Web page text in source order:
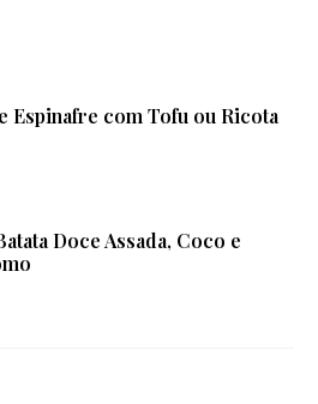
Espinafre com Tofu ou Ricota
Doce Assada, Coco e